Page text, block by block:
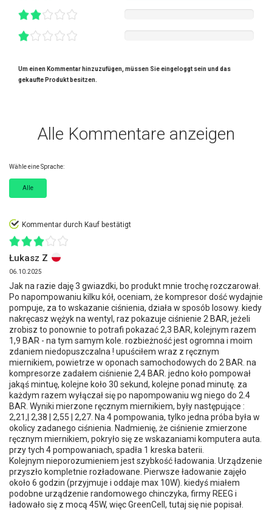
Um einen Kommentar hinzuzufügen, müssen Sie eingeloggt sein und das
gekaufte Produkt besitzen.
Alle Kommentare anzeigen
Wähle eine Sprache:
Alle
Kommentar durch Kauf bestätigt
Łukasz Z
06.10.2025
Jak na razie daję 3 gwiazdki, bo produkt mnie trochę rozczarował.
Po napompowaniu kilku kół, oceniam, że kompresor dość wydajnie
pompuje, za to wskazanie ciśnienia, działa w sposób losowy. kiedy
nakręcasz wężyk na wentyl, raz pokazuje ciśnienie 2 BAR, jeżeli
zrobisz to ponownie to potrafi pokazać 2,3 BAR, kolejnym razem
1,9 BAR - na tym samym kole. rozbieżność jest ogromna i moim
zdaniem niedopuszczalna ! upuściłem wraz z ręcznym
miernikiem, powietrze w oponach samochodowych do 2 BAR. na
kompresorze zadałem ciśnienie 2,4 BAR. jedno koło pompował
jakąś mintuę, kolejne koło 30 sekund, kolejne ponad minutę. za
każdym razem wyłączał się po napompowaniu wg niego do 2.4
BAR. Wyniki mierzone ręcznym miernikiem, były następujące :
2,21,| 2,38 | 2,55 | 2,27. Na 4 pompowania, tylko jedna próba była w
okolicy zadanego ciśnienia. Nadmienię, że ciśnienie zmierzone
ręcznym miernikiem, pokryło się ze wskazaniami komputera auta.
przy tych 4 pompowaniach, spadła 1 kreska baterii.
Kolejnym nieporozumieniem jest szybkość ładowania. Urządzenie
przyszło kompletnie rozładowane. Pierwsze ładowanie zajęło
około 6 godzin (przyjmuje i oddaje max 10W). kiedyś miałem
podobne urządzenie randomowego chinczyka, firmy REEG i
ładowało się z mocą 45W, więc GreenCell, tutaj się nie popisał.